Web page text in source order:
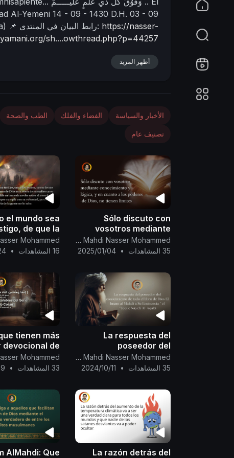
n
Al-Yemeni 14 - 09 - 1430 D.H. 03 - 09
📌 رابط البيان في المنتدى: https://nasser-
sh....owthread.php?p=44257
أظهر المزيد
الأخبار والسياسة الفضاء والفلك الطب والصحة
تصنيف عام
Sólo discuto con
vosotros mediante
conocimiento y
lógica.....
Canal Oficial Del Imam Al Mahdi Nasser Mohammed
35 المشاهدات
•
2025/01/04
el mundo sea
de que la
de Dios esta
de cumplirse
16 المشاهدات
•
La respuesta del
poseedor del
conocimiento de todo
el libro de Dios El Imam
Nayeb Al-Aqabi ”.
Canal Oficial Del Imam Al Mahdi Nasser Mohammed
35 المشاهدات
•
2024/10/11
tienen más
devocional de
aquéllos de
que tienen
33 المشاهدات
•
La razón detrás del
AlMahdi: Que